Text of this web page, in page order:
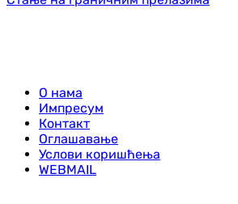
О нама
Импресум
Контакт
Оглашавање
Услови коришћења
WEBMAIL